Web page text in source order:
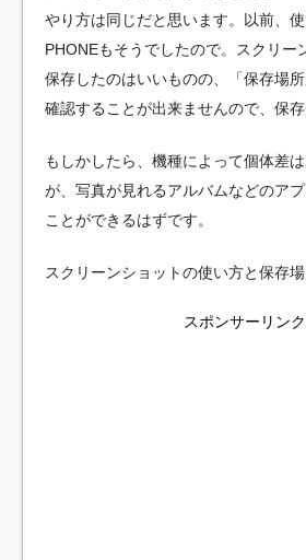
やり方は同じだと思います。以前、
PHONEもそうでしたので。スクリー
保存したのはいいものの、「保存場
確認することが出来ませんので、保存
もしかしたら、機種によって個体差
が、写真が見れるアルバムなどのア
ことができるはずです。
スクリーンショットの使い方と保存場
スポンサーリンク